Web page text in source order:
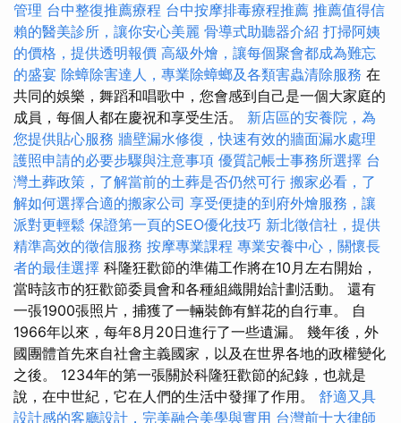
管理 台中整復推薦療程 台中按摩排毒療程推薦 推薦值得信
賴的醫美診所，讓你安心美麗 骨導式助聽器介紹 打掃阿姨
的價格，提供透明報價 高級外燴，讓每個聚會都成為難忘
的盛宴 除蟑除害達人，專業除蟑螂及各類害蟲清除服務 在
共同的娛樂，舞蹈和唱歌中，您會感到自己是一個大家庭的
成員，每個人都在慶祝和享受生活。 新店區的安養院，為
您提供貼心服務 牆壁漏水修復，快速有效的牆面漏水處理
護照申請的必要步驟與注意事項 優質記帳士事務所選擇 台
灣土葬政策，了解當前的土葬是否仍然可行 搬家必看，了
解如何選擇合適的搬家公司 享受便捷的到府外燴服務，讓
派對更輕鬆 保證第一頁的SEO優化技巧 新北徵信社，提供
精準高效的徵信服務 按摩專業課程 專業安養中心，關懷長
者的最佳選擇 科隆狂歡節的準備工作將在10月左右開始，
當時該市的狂歡節委員會和各種組織開始計劃活動。 還有
一張1900張照片，捕獲了一輛裝飾有鮮花的自行車。 自
1966年以來，每年8月20日進行了一些遺漏。 幾年後，外
國團體首先來自社會主義國家，以及在世界各地的政權變化
之後。 1234年的第一張關於科隆狂歡節的紀錄，也就是
說，在中世紀，它在人們的生活中發揮了作用。 舒適又具
設計感的客廳設計，完美融合美學與實用 台灣前十大律師